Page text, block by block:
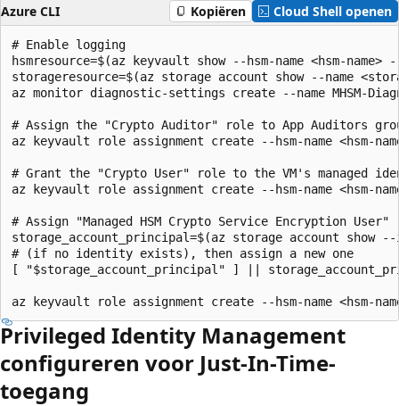
Azure CLI Kopiëren Cloud Shell openen
# Enable logging
hsmresource=$(az keyvault show --hsm-name <hsm-
storageresource=$(az storage account show --name
az monitor diagnostic-settings create --name MHSM-
# Assign the "Crypto Auditor" role to App Auditors
az keyvault role assignment create --hsm-name
# Grant the "Crypto User" role to the VM's managed
az keyvault role assignment create --hsm-name <hsm-
# Assign "Managed HSM Crypto Service Encryption
storage_account_principal=$(az storage account
# (if no identity exists), then assign a new one
[ "$storage_account_principal" ] ||
Privileged Identity Management
configureren voor Just-In-Time-
toegang